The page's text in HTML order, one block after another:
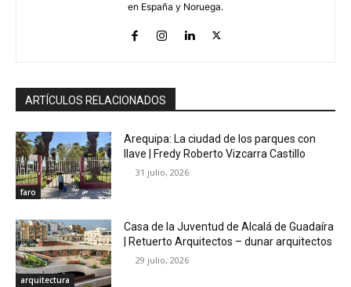
en España y Noruega.
ARTÍCULOS RELACIONADOS
faro
Arequipa: La ciudad de los parques con
llave | Fredy Roberto Vizcarra Castillo
31 julio, 2026
arquitectura
Casa de la Juventud de Alcalá de Guadaíra
| Retuerto Arquitectos – dunar arquitectos
29 julio, 2026